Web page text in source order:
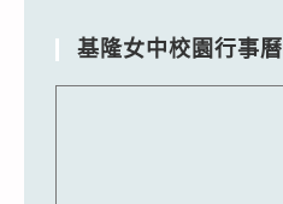
基隆女中校園行事曆